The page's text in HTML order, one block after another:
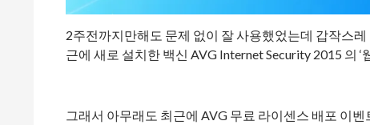
2주전까지만해도 문제 없이 잘 사용했었는데 갑작스
근에 새로 설치한 백신 AVG Internet Security 2015 의 ‘
그래서 아무래도 최근에 AVG 무료 라이센스 배포 이